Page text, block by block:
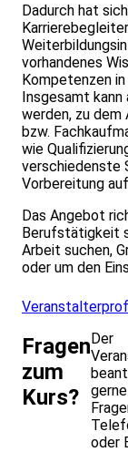
Dadurch hat
vorhandenes
Kompetenzen
Insgesamt kann
werden, zu
bzw.
wie
verschiedenste
Vorbereitung
Das Angebot
Berufstätigkeit
Arbeit suchen,
oder um den
Fragen
zum
Kurs?
Der
oder